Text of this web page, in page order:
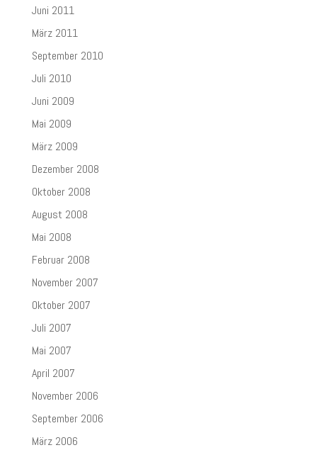
Juni 2011
März 2011
September 2010
Juli 2010
Juni 2009
Mai 2009
März 2009
Dezember 2008
Oktober 2008
August 2008
Mai 2008
Februar 2008
November 2007
Oktober 2007
Juli 2007
Mai 2007
April 2007
November 2006
September 2006
März 2006